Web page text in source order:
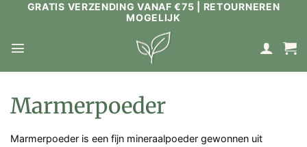
GRATIS VERZENDING VANAF €75 | RETOURNEREN
MOGELIJK
Marmerpoeder
Marmerpoeder is een fijn mineraalpoeder gewonnen uit